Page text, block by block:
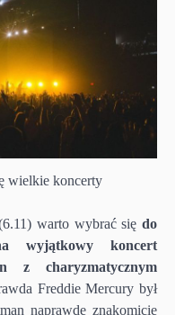
wielkie koncerty
warto wybrać się do
wyjątkowy koncert
z charyzmatycznym
Freddie Mercury był
naprawdę znakomicie